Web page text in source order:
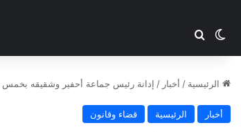
Switch skin
ابحث عن
الرئيسية / أخبار / إدانة رئيس جماعة أحفير وشقيقه بخمس
أخبار الرئيسية قضاء وقانون